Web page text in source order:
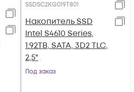
SSDSC2KG019T801
Накопитель SSD
Intel S4610 Series,
1.92TB, SATA, 3D2 TLC,
2,5"
Под заказ